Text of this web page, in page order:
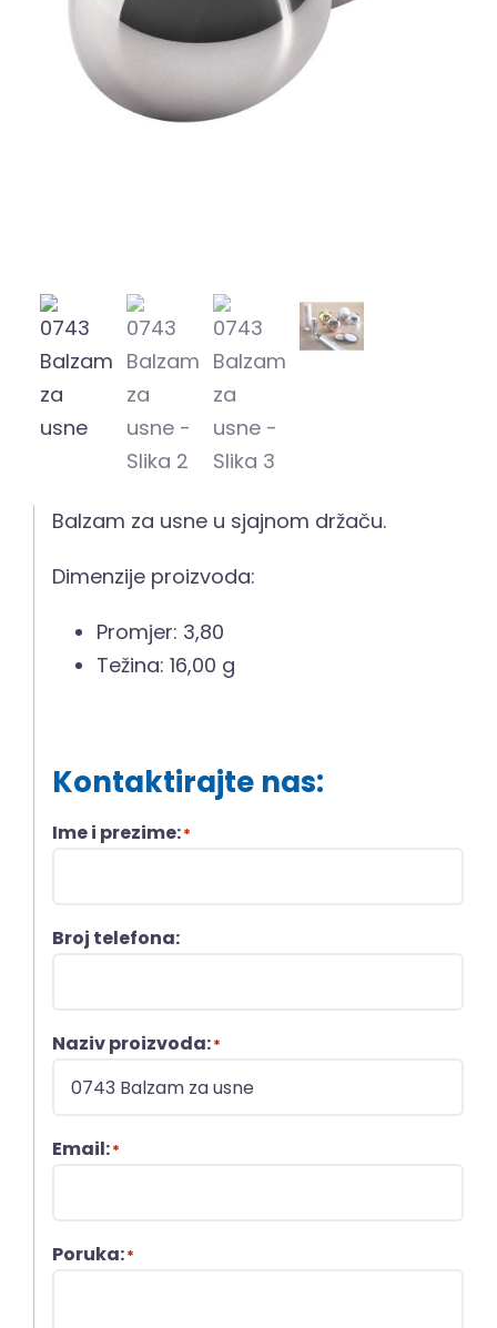
Balzam za usne u sjajnom držaču.
Dimenzije proizvoda:
Promjer: 3,80
Težina: 16,00 g
Kontaktirajte nas:
Ime i prezime:*
Broj telefona:
Naziv proizvoda:*
Email:*
Poruka:*